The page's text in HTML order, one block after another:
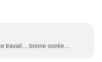
travail.... bonne soirée....